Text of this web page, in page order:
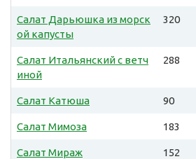
Салат Дарьюшка из морск
ой капусты
320
Салат Итальянский с ветч
иной
288
Салат Катюша 90
Салат Мимоза 183
Салат Мираж 152